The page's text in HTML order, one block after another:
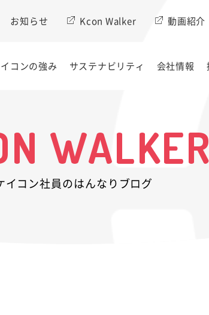
お知らせ Kcon Walker 動画紹介
コンの強み サステナビリティ 会社情報
WALKER
イコン社員のはんなりブログ